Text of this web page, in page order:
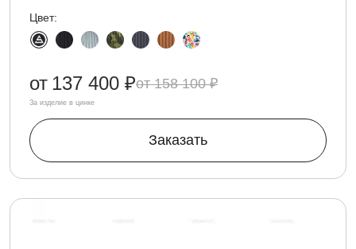
Цвет:
158 100 ₽
от 137 400 ₽
За изделие в цинке
Заказать